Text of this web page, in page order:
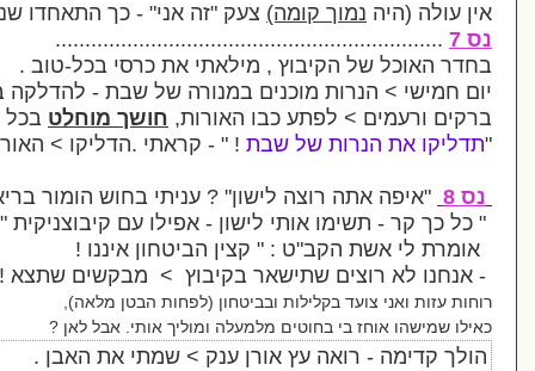
קומה)צעק "זה אני" - כך התאחדו שניהם .
הקיבוץ,מילאתי את כרסי בכל-טוב.
מוכנים במנורה של שבת - להדלקה ביום ששי.
לפתע כבו האורות ,חושך מוחלטבכל האזור .
של שבת!" - קראתי .הדליקו > האור חזר !
רוצה לישון"? עניתי בחוש הומור בריא :
אותי לישון - אפילו עם קיבוצניקית"
ט: " קצין הביטחון איננו !
שתישאר בקיבוץ >מבקשים שתצא ! ".
בקלילות ובביטחון(לפחות הבטן מלאה),
בחוטים מלמעלה ומוליך אותי.אבל לאן?
עץ אורן ענק> שמתי את האבן .